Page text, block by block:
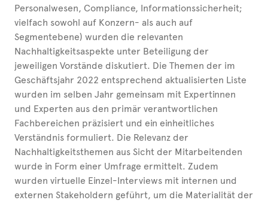
Personalwesen, Compliance, Informationssicherheit;
vielfach sowohl auf Konzern- als auch auf
Segmentebene) wurden die relevanten
Nachhaltigkeitsaspekte unter Beteiligung der
jeweiligen Vorstände diskutiert. Die Themen der im
Geschäftsjahr 2022 entsprechend aktualisierten Liste
wurden im selben Jahr gemeinsam mit Expertinnen
und Experten aus den primär verantwortlichen
Fachbereichen präzisiert und ein einheitliches
Verständnis formuliert. Die Relevanz der
Nachhaltigkeitsthemen aus Sicht der Mitar­bei­tenden
wurde in Form einer Umfrage ermittelt. Zudem
wurden virtuelle Einzel-Interviews mit internen und
externen Stakeholdern geführt, um die Materialität der